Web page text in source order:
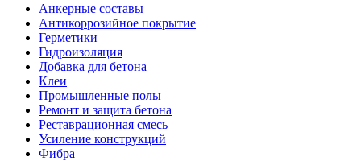
Анкерные составы
Антикоррозийное покрытие
Герметики
Гидроизоляция
Добавка для бетона
Клеи
Промышленные полы
Ремонт и защита бетона
Реставрационная смесь
Усиление конструкций
Фибра